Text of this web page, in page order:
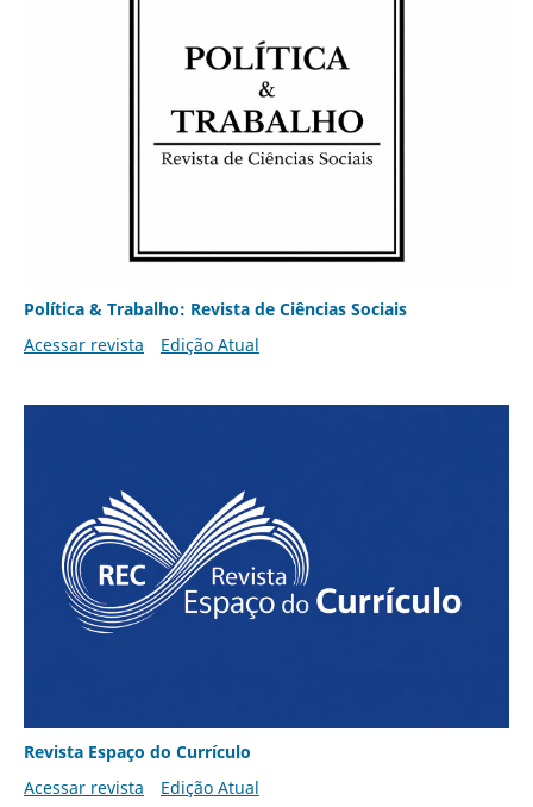
Política & Trabalho: Revista de Ciências Sociais
Acessar revista
Edição Atual
Revista Espaço do Currículo
Acessar revista
Edição Atual